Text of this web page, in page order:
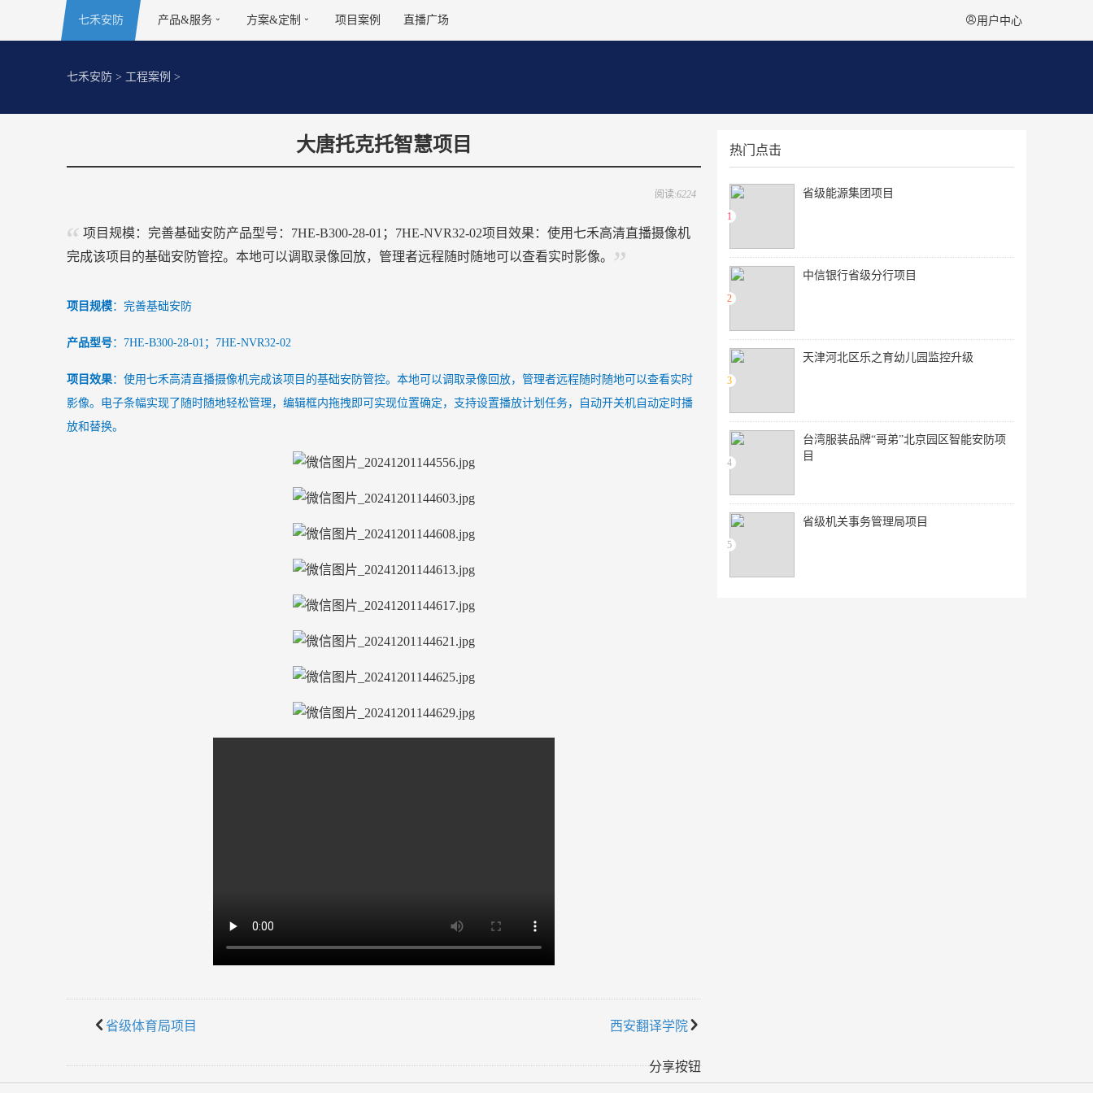
七禾安防 产品&服务 方案&定制 项目案例 直播广场 用户中心
七禾安防 > 工程案例 >
大唐托克托智慧项目
阅读:6224
项目规模：完善基础安防产品型号：7HE-B300-28-01；7HE-NVR32-02项目效果：使用七禾高清直播摄像机
完成该项目的基础安防管控。本地可以调取录像回放，管理者远程随时随地可以查看实时影像。
项目规模：完善基础安防
产品型号：7HE-B300-28-01；7HE-NVR32-02
项目效果：使用七禾高清直播摄像机完成该项目的基础安防管控。本地可以调取录像回放，管理者远程随时随地可以查看实时
影像。 电子条幅实现了随时随地轻松管理，编辑框内拖拽即可实现位置确定，支持设置播放计划任务，自动开关机自动定时播
放和替换。
󰅮 省级体育局项目 西安翻译学院 󰅭
分享按钮
热门点击
1
省级能源集团项目
2
中信银行省级分行项目
3
天津河北区乐之育幼儿园监控升级
4
台湾服装品牌“哥弟”北京园区智能安防项
目
5
省级机关事务管理局项目